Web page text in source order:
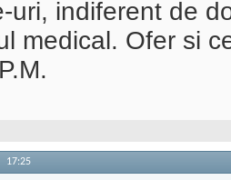
uri, indiferent de
medical. Ofer si
17:25